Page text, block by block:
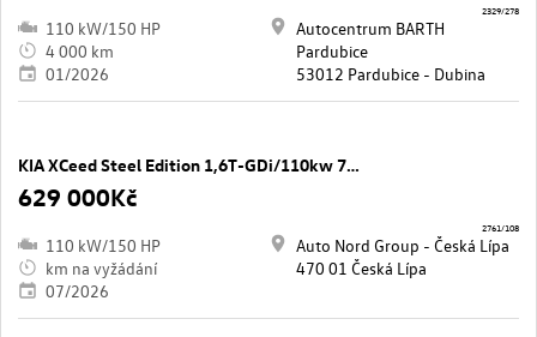
110 kW/150 HP
4 000 km
01/2026
Autocentrum BARTH
Pardubice
53012 Pardubice - Dubina
2329/278
KIA XCeed Steel Edition 1,6T-GDi/110kw 7°DCT
629 000Kč
110 kW/150 HP
km na vyžádání
07/2026
Auto Nord Group - Česká Lípa
470 01 Česká Lípa
2761/108